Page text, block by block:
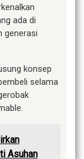
ada di
generasi
konsep
selama
Asuhan